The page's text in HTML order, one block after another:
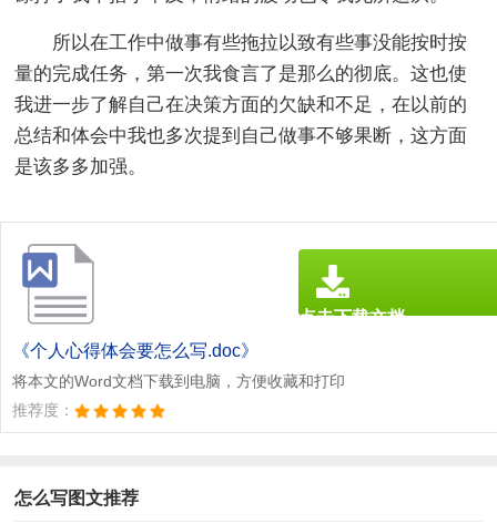
所以在工作中做事有些拖拉以致有些事没能按时按
量的完成任务，第一次我食言了是那么的彻底。这也使
我进一步了解自己在决策方面的欠缺和不足，在以前的
总结和体会中我也多次提到自己做事不够果断，这方面
是该多多加强。
《个人心得体会要怎么写.doc》
将本文的Word文档下载到电脑，方便收藏和打印
推荐度：
点击下载文档
怎么写图文推荐